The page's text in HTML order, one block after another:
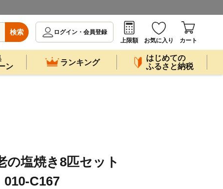
検索
ログイン・会員登録
上限額
お気に入り カート
ン
ランキング
はじめての
ふるさと納税
の塩焼き8匹セット
010-C167